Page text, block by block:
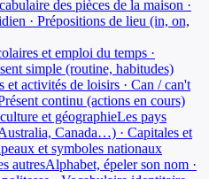
des pièces de la maison ·
· Prépositions de lieu (in, on,
et emploi du temps ·
simple (routine, habitudes)
et activités de loisirs · Can / can't
continu (actions en cours)
et géographieLes pays
Canada…) · Capitales et
et symboles nationaux
autresAlphabet, épeler son nom ·